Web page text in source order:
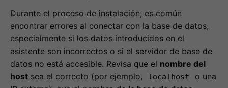
Durante el proceso de instalación, es común
encontrar errores al conectar con la base de datos,
especialmente si los datos introducidos en el
asistente son incorrectos o si el servidor de base de
datos no está accesible. Revisa que el nombre del
host sea el correcto (por ejemplo, localhost
o una